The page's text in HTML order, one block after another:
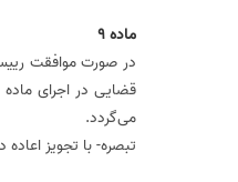
ماده 9
در صورت موافقت
می‌گردد.
تبصره‌‌‌‌- با تجویز